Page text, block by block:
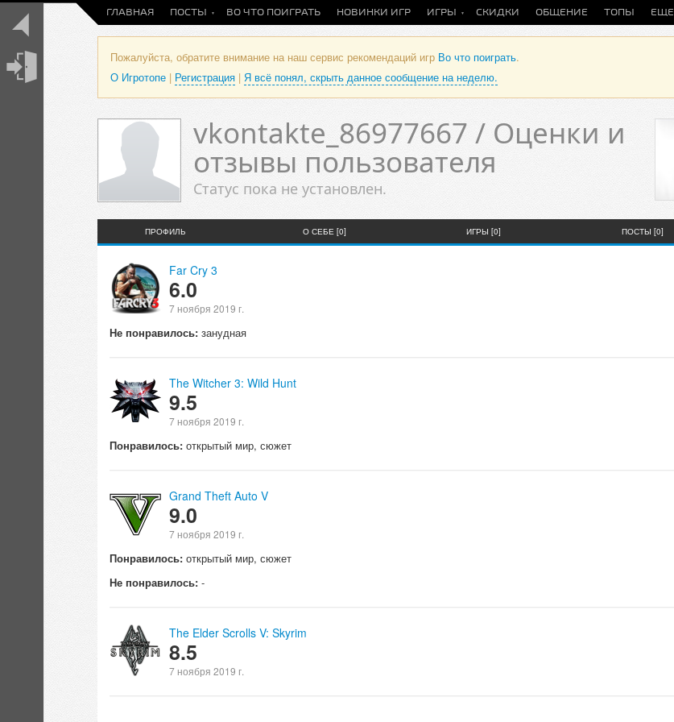
ГЛАВНАЯ ПОСТЫ ВО ЧТО ПОИГРАТЬ НОВИНКИ ИГР ИГРЫ СКИДКИ ОБЩЕНИЕ ТОПЫ ЕЩЕ
Пожалуйста, обратите внимание на наш сервис рекомендаций игр Во что поиграть.
О Игротопе | Регистрация | Я всё понял, скрыть данное сообщение на неделю.
vkontakte_86977667 / Оценки и
отзывы пользователя
Статус пока не установлен.
ПРОФИЛЬ О СЕБЕ [0] ИГРЫ [0] ПОСТЫ [0]
Far Cry 3
6.0
7 ноября 2019 г.
Не понравилось: занудная
The Witcher 3: Wild Hunt
9.5
7 ноября 2019 г.
Понравилось: открытый мир, сюжет
Grand Theft Auto V
9.0
7 ноября 2019 г.
Понравилось: открытый мир, сюжет
Не понравилось: -
The Elder Scrolls V: Skyrim
8.5
7 ноября 2019 г.